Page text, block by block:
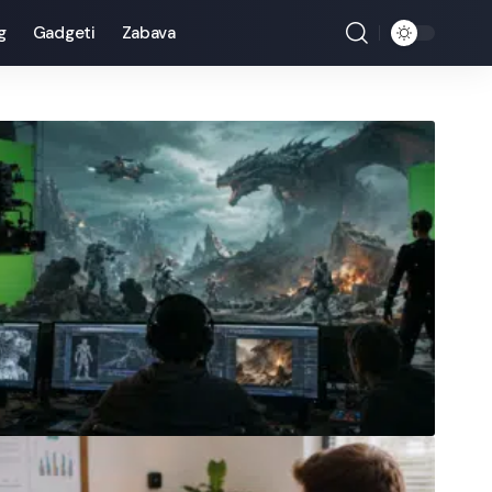
Gadgeti Zabava